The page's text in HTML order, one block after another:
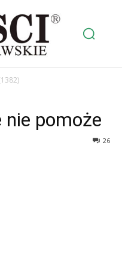
nie pomoże
26